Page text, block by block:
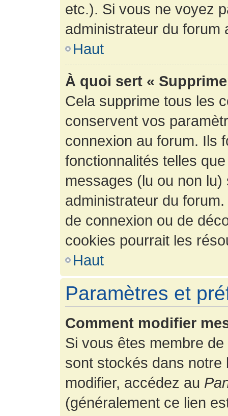
etc.). Si vous ne voyez
administrateur du forum
Haut
À quoi sert «
Cela supprime tous les
conservent vos
connexion au forum. Ils
fonctionnalités telles
messages (lu ou non
administrateur du
de connexion ou de
cookies pourrait les
Haut
Paramètres et
Comment modifier
Si vous êtes membre
sont stockés dans
modifier, accédez au
(généralement ce lien